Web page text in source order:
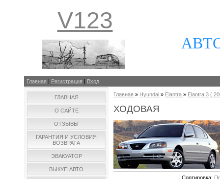
V123
Главная | Регистрация | Вход
ГЛАВНАЯ
О САЙТЕ
ОТЗЫВЫ
ГАРАНТИЯ И УСЛОВИЯ
ВОЗВРАТА
ЭВАКУАТОР
ВЫКУП АВТО
Главная » Hyundai » Elantra » Elantra 3 (
ХОДОВАЯ
Сортировка: